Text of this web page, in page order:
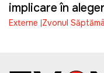
implicare în
campaniei lui
Externe Zvonul